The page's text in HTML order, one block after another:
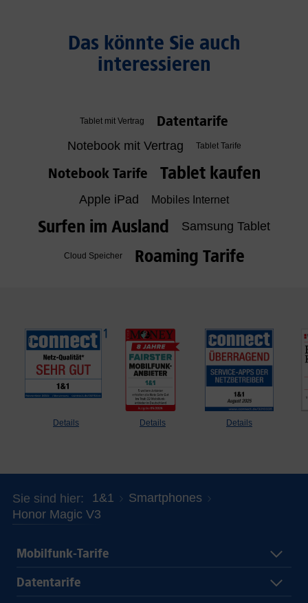
Das könnte Sie auch
interessieren
Tablet mit Vertrag Datentarife
Notebook mit Vertrag Tablet Tarife
Notebook Tarife Tablet kaufen
Apple iPad Mobiles Internet
Surfen im Ausland Samsung Tablet
Cloud Speicher Roaming Tarife
Details Details Details
Sie sind hier 1&1
Smartphones
Honor Magic V3
Mobilfunk-Tarife
Datentarife